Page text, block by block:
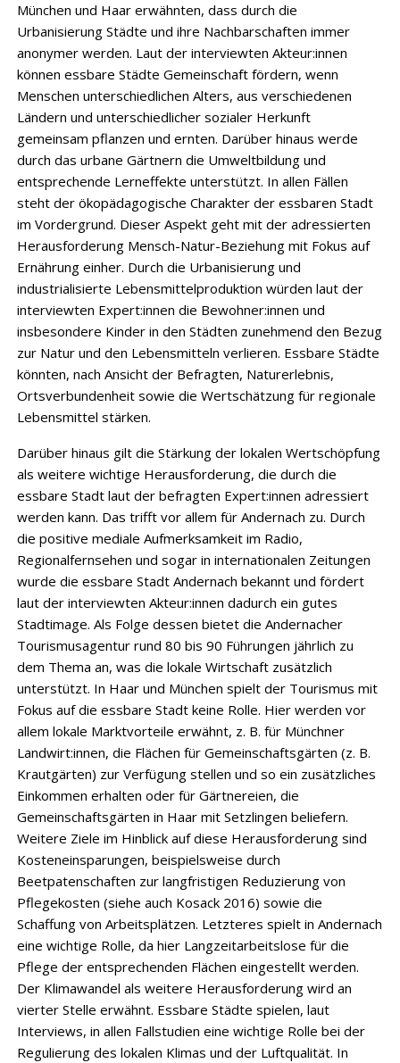
München und Haar erwähnten, dass durch die
Urbanisierung Städte und ihre Nachbarschaften immer
anonymer werden. Laut der interviewten Akteur:innen
können essbare Städte Gemeinschaft fördern, wenn
Menschen unterschiedlichen Alters, aus verschiedenen
Ländern und unterschiedlicher sozialer Herkunft
gemeinsam pflanzen und ernten. Darüber hinaus werde
durch das urbane Gärtnern die Umweltbildung und
entsprechende Lerneffekte unterstützt. In allen Fällen
steht der ökopädagogische Charakter der essbaren Stadt
im Vordergrund. Dieser Aspekt geht mit der adressierten
Herausforderung Mensch-Natur-Beziehung mit Fokus auf
Ernährung einher. Durch die Urbanisierung und
industrialisierte Lebensmittelproduktion würden laut der
interviewten Expert:innen die Bewohner:innen und
insbesondere Kinder in den Städten zunehmend den Bezug
zur Natur und den Lebensmitteln verlieren. Essbare Städte
könnten, nach Ansicht der Befragten, Naturerlebnis,
Ortsverbundenheit sowie die Wertschätzung für regionale
Lebensmittel stärken.
Darüber hinaus gilt die Stärkung der lokalen Wertschöpfung
als weitere wichtige Herausforderung, die durch die
essbare Stadt laut der befragten Expert:innen adressiert
werden kann. Das trifft vor allem für Andernach zu. Durch
die positive mediale Aufmerksamkeit im Radio,
Regionalfernsehen und sogar in internationalen Zeitungen
wurde die essbare Stadt Andernach bekannt und fördert
laut der interviewten Akteur:innen dadurch ein gutes
Stadtimage. Als Folge dessen bietet die Andernacher
Tourismusagentur rund 80 bis 90 Führungen jährlich zu
dem Thema an, was die lokale Wirtschaft zusätzlich
unterstützt. In Haar und München spielt der Tourismus mit
Fokus auf die essbare Stadt keine Rolle. Hier werden vor
allem lokale Marktvorteile erwähnt, z. B. für Münchner
Landwirt:innen, die Flächen für Gemeinschaftsgärten (z. B.
Krautgärten) zur Verfügung stellen und so ein zusätzliches
Einkommen erhalten oder für Gärtnereien, die
Gemeinschaftsgärten in Haar mit Setzlingen beliefern.
Weitere Ziele im Hinblick auf diese Herausforderung sind
Kosteneinsparungen, beispielsweise durch
Beetpatenschaften zur langfristigen Reduzierung von
Pflegekosten (siehe auch Kosack 2016) sowie die
Schaffung von Arbeitsplätzen. Letzteres spielt in Andernach
eine wichtige Rolle, da hier Langzeitarbeitslose für die
Pflege der entsprechenden Flächen eingestellt werden.
Der Klimawandel als weitere Herausforderung wird an
vierter Stelle erwähnt. Essbare Städte spielen, laut
Interviews, in allen Fallstudien eine wichtige Rolle bei der
Regulierung des lokalen Klimas und der Luftqualität. In